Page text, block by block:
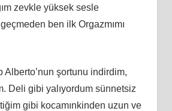
zevkle yüksek sesle
ben ilk Orgazmımı
Alberto’nun şortunu indirdim,
Deli gibi yalıyordum sünnetsiz
gibi kocamınkinden uzun ve